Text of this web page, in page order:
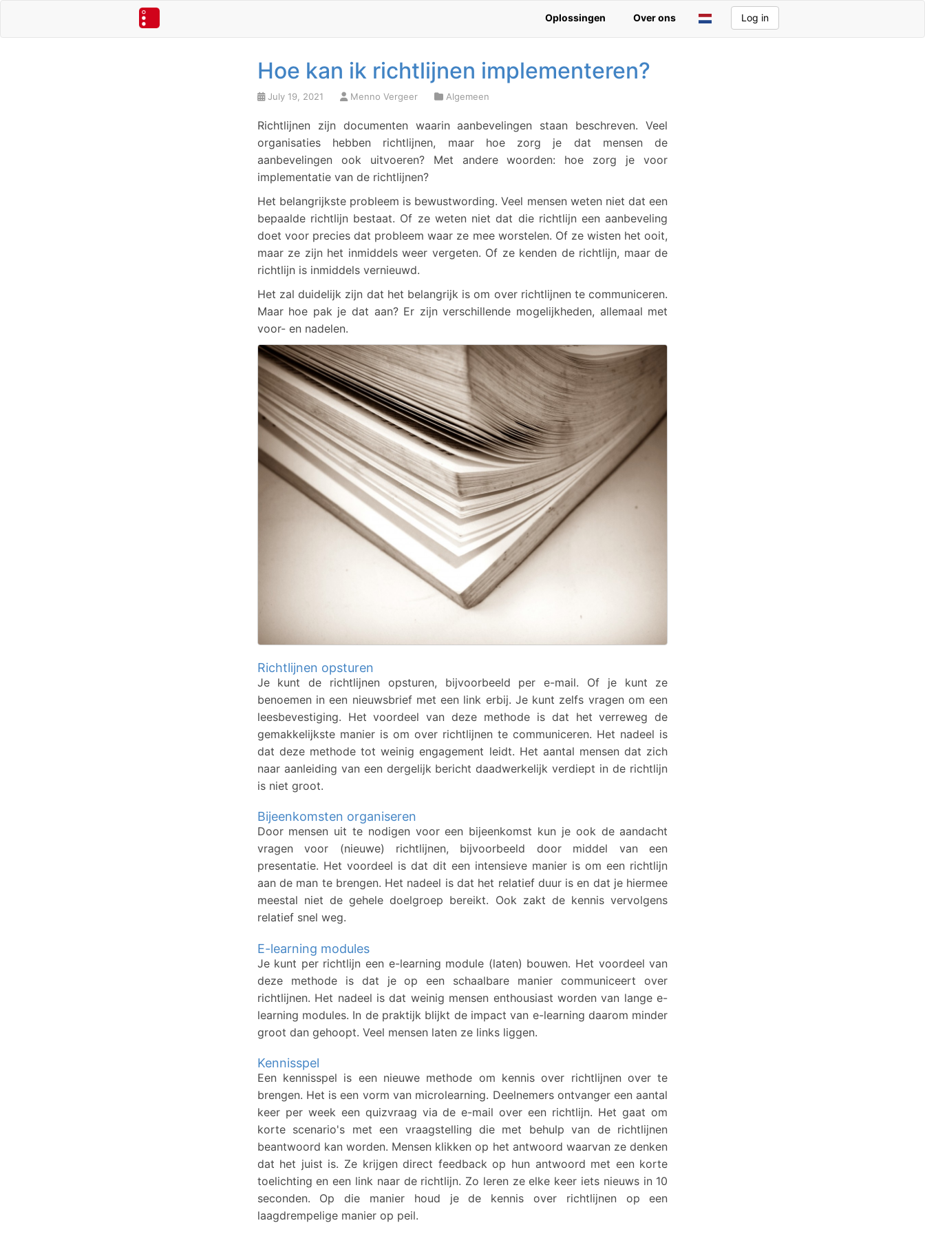
Oplossingen Over ons Log in
Hoe kan ik richtlijnen implementeren?
July 19, 2021 Menno Vergeer Algemeen
Richtlijnen zijn documenten waarin aanbevelingen staan beschreven. Veel
organisaties hebben richtlijnen, maar hoe zorg je dat mensen de
aanbevelingen ook uitvoeren? Met andere woorden: hoe zorg je voor
implementatie van de richtlijnen?
Het belangrijkste probleem is bewustwording. Veel mensen weten niet dat een
bepaalde richtlijn bestaat. Of ze weten niet dat die richtlijn een aanbeveling
doet voor precies dat probleem waar ze mee worstelen. Of ze wisten het ooit,
maar ze zijn het inmiddels weer vergeten. Of ze kenden de richtlijn, maar de
richtlijn is inmiddels vernieuwd.
Het zal duidelijk zijn dat het belangrijk is om over richtlijnen te communiceren.
Maar hoe pak je dat aan? Er zijn verschillende mogelijkheden, allemaal met
voor- en nadelen.
Richtlijnen opsturen
Je kunt de richtlijnen opsturen, bijvoorbeeld per e-mail. Of je kunt ze
benoemen in een nieuwsbrief met een link erbij. Je kunt zelfs vragen om een
leesbevestiging. Het voordeel van deze methode is dat het verreweg de
gemakkelijkste manier is om over richtlijnen te communiceren. Het nadeel is
dat deze methode tot weinig engagement leidt. Het aantal mensen dat zich
naar aanleiding van een dergelijk bericht daadwerkelijk verdiept in de richtlijn
is niet groot.
Bijeenkomsten organiseren
Door mensen uit te nodigen voor een bijeenkomst kun je ook de aandacht
vragen voor (nieuwe) richtlijnen, bijvoorbeeld door middel van een
presentatie. Het voordeel is dat dit een intensieve manier is om een richtlijn
aan de man te brengen. Het nadeel is dat het relatief duur is en dat je hiermee
meestal niet de gehele doelgroep bereikt. Ook zakt de kennis vervolgens
relatief snel weg.
E-learning modules
Je kunt per richtlijn een e-learning module (laten) bouwen. Het voordeel van
deze methode is dat je op een schaalbare manier communiceert over
richtlijnen. Het nadeel is dat weinig mensen enthousiast worden van lange e-
learning modules. In de praktijk blijkt de impact van e-learning daarom minder
groot dan gehoopt. Veel mensen laten ze links liggen.
Kennisspel
Een kennisspel is een nieuwe methode om kennis over richtlijnen over te
brengen. Het is een vorm van microlearning. Deelnemers ontvanger een aantal
keer per week een quizvraag via de e-mail over een richtlijn. Het gaat om
korte scenario's met een vraagstelling die met behulp van de richtlijnen
beantwoord kan worden. Mensen klikken op het antwoord waarvan ze denken
dat het juist is. Ze krijgen direct feedback op hun antwoord met een korte
toelichting en een link naar de richtlijn. Zo leren ze elke keer iets nieuws in 10
seconden. Op die manier houd je de kennis over richtlijnen op een
laagdrempelige manier op peil.